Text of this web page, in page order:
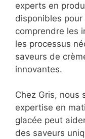
experts en
disponibles
comprendre les
les processus
saveurs de
innovantes.
Chez Gris, nous
expertise en
glacée peut
des saveurs